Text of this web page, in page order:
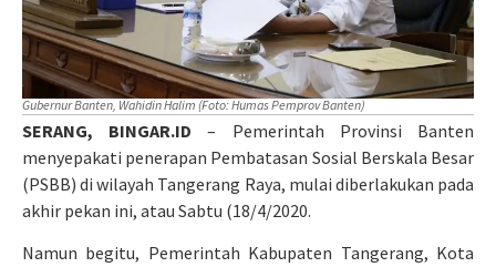
Gubernur Banten, Wahidin Halim (Foto: Humas Pemprov Banten)
SERANG, BINGAR.ID – Pemerintah Provinsi Banten
menyepakati penerapan Pembatasan Sosial Berskala Besar
(PSBB) di wilayah Tangerang Raya, mulai diberlakukan pada
akhir pekan ini, atau Sabtu (18/4/2020.
Namun begitu, Pemerintah Kabupaten Tangerang, Kota